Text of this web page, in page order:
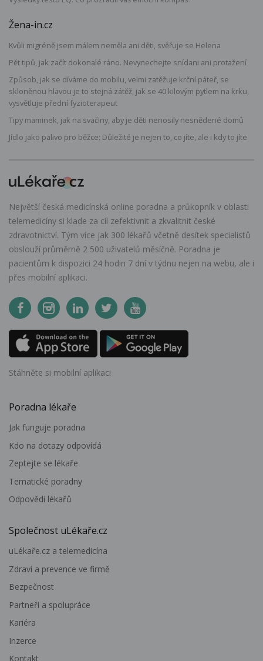
Žena-in.cz
Kvůli migréně jsem málem neměla ani děti, svěřuje se Helena
Pět tipů, jak začít dokonalé ráno. Nevynechejte snídani ani protažení
Způsob, jak se díváme do mobilu, velmi zatěžuje krční páteř, se
skloněnou hlavou je to stejná zátěž, jak se 40 kilovým pytlem na krku,
vysvětluje přední fyzioterapeut
Tipy maminek, jak na svačiny, aby je děti nenosily nesnědené domů
Jídlo jako palivo pro běžce: Důležité je nejen to, co jíte, ale i kdy to jíte
Největší česká medicínská online poradna a průkopník v oblasti
telemedicíny si klade za cíl zefektivnit a zkvalitnit české
zdravotnictví. Tým více jak 300 lékařů včetně desítek specialistů
obslouží průměrně 2 500 uživatelů měsíčně. Poradna je
pacientům k dispozici 24 hodin 7 dní v týdnu nejen na webu, ale i
přes mobilní aplikaci.
Stáhněte si mobilní aplikaci
Poradna lékaře
Jak funguje poradna
Kdo na dotazy odpovídá
Zeptejte se lékaře
Tematické poradny
Odpovědi lékařů
Společnost uLékaře.cz
uLékaře.cz a telemedicína
Zdraví a prevence ve firmě
Bezpečnost
Partneři a spolupráce
Kariéra
Inzerce
Kontakt